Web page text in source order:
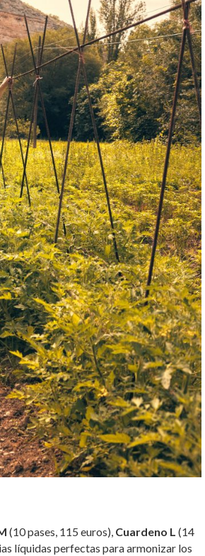
(10 pases, 115 euros), Cuardeno L (14
líquidas perfectas para armonizar los